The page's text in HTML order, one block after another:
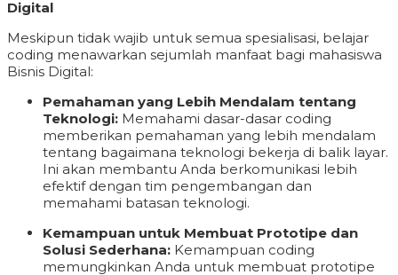
Digital
Meskipun tidak wajib untuk semua spesialisasi, belajar
coding menawarkan sejumlah manfaat bagi mahasiswa
Bisnis Digital:
Pemahaman yang Lebih Mendalam tentang
Teknologi: Memahami dasar-dasar coding
memberikan pemahaman yang lebih mendalam
tentang bagaimana teknologi bekerja di balik layar.
Ini akan membantu Anda berkomunikasi lebih
efektif dengan tim pengembangan dan
memahami batasan teknologi.
Kemampuan untuk Membuat Prototipe dan
Solusi Sederhana: Kemampuan coding
memungkinkan Anda untuk membuat prototipe